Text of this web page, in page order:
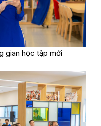
gian học tập mới